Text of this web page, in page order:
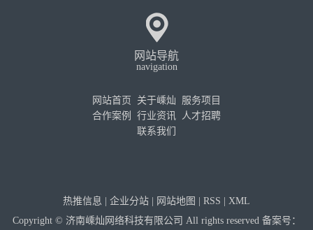
网站导航
navigation
网站首页 关于嵊灿
服务项目
合作案例
行业资讯
人才招聘
联系我们
热推信息 | 企业分站 | 网站地图 | RSS | XML
Copyright © 济南嵊灿网络科技有限公司 All rights reserved 备案号：